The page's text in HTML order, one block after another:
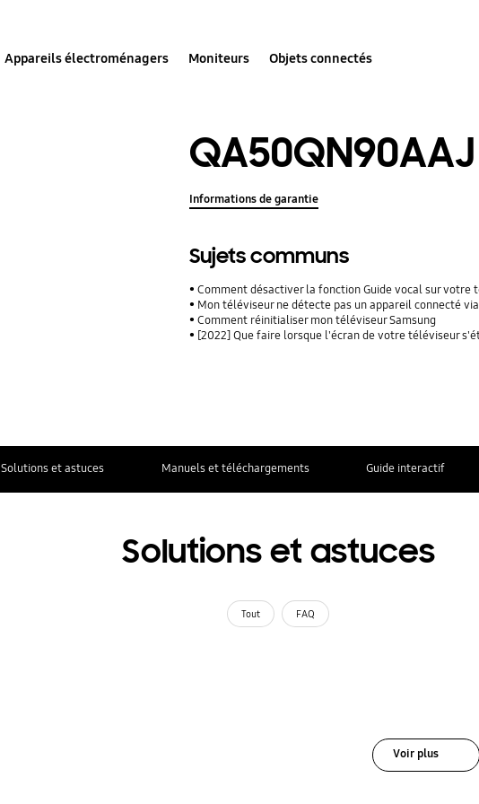
Appareils électroménagers Moniteurs Objets connectés
QA50QN90AAJ
Informations de garantie
Sujets communs
Comment désactiver la fonction Guide vocal sur votre
Mon téléviseur ne détecte pas un appareil connecté
Comment réinitialiser mon téléviseur Samsung
[2022] Que faire lorsque l'écran de votre téléviseur
Solutions et astuces Manuels et téléchargements Guide interactif
Solutions et astuces
Tout FAQ
Voir plus